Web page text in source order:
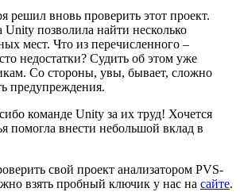
решил вновь проверить этот проект.
Unity позволила найти несколько
мест. Что из перечисленного –
недостатки? Судить об этом уже
Со стороны, увы, бывает, сложно
предупреждения.
команде Unity за их труд! Хочется
помогла внести небольшой вклад в
свой проект анализатором PVS-
взять пробный ключик у нас на сайте.